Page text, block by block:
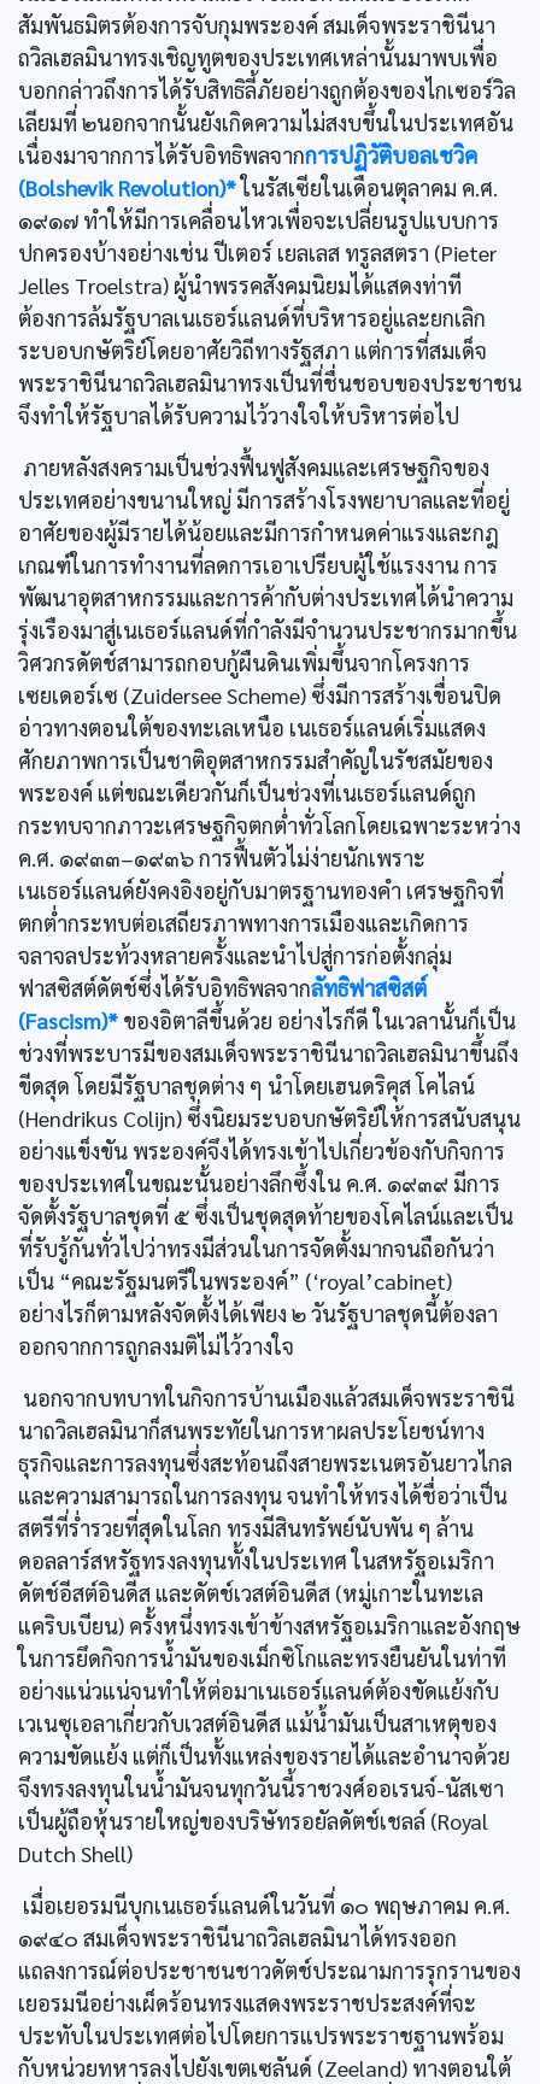
สัมพันธมิตรต้องการจับกุมพระองค์ สมเด็จพระราชินีนา
ถวิลเฮลมินาทรงเชิญทูตของประเทศเหล่านั้นมาพบเพื่อ
บอกกล่าวถึงการได้รับสิทธิลี้ภัยอย่างถูกต้องของไกเซอร์วิล
เลียมที่ ๒นอกจากนั้นยังเกิดความไม่สงบขึ้นในประเทศอัน
เนื่องมาจากการได้รับอิทธิพลจากการปฏิวัติบอลเชวิค
(Bolshevik Revolution)*ในรัสเซียในเดือนตุลาคม ค.ศ.
๑๙๑๗ ทำให้มีการเคลื่อนไหวเพื่อจะเปลี่ยนรูปแบบการ
ปกครองบ้างอย่างเช่น ปีเตอร์ เยลเลส ทรูลสตรา (Pieter
Jelles Troelstra) ผู้นำพรรคสังคมนิยมได้แสดงท่าที
ต้องการล้มรัฐบาลเนเธอร์แลนด์ที่บริหารอยู่และยกเลิก
ระบอบกษัตริย์โดยอาศัยวิถีทางรัฐสภา แต่การที่สมเด็จ
พระราชินีนาถวิลเฮลมินาทรงเป็นที่ชื่นชอบของประชาชน
จึงทำให้รัฐบาลได้รับความไว้วางใจให้บริหารต่อไป
ภายหลังสงครามเป็นช่วงฟื้นฟูสังคมและเศรษฐกิจของ
ประเทศอย่างขนานใหญ่ มีการสร้างโรงพยาบาลและที่อยู่
อาศัยของผู้มีรายได้น้อยและมีการกำหนดค่าแรงและกฎ
เกณฑ์ในการทำงานที่ลดการเอาเปรียบผู้ใช้แรงงาน การ
พัฒนาอุตสาหกรรมและการค้ากับต่างประเทศได้นำความ
รุ่งเรืองมาสู่เนเธอร์แลนด์ที่กำลังมีจำนวนประชากรมากขึ้น
วิศวกรดัตช์สามารถกอบกู้ผืนดินเพิ่มขึ้นจากโครงการ
เซยเดอร์เซ (Zuidersee Scheme) ซึ่งมีการสร้างเขื่อนปิด
อ่าวทางตอนใต้ของทะเลเหนือ เนเธอร์แลนด์เริ่มแสดง
ศักยภาพการเป็นชาติอุตสาหกรรมสำคัญในรัชสมัยของ
พระองค์ แต่ขณะเดียวกันก็เป็นช่วงที่เนเธอร์แลนด์ถูก
กระทบจากภาวะเศรษฐกิจตกต่ำทั่วโลกโดยเฉพาะระหว่าง
ค.ศ. ๑๙๓๓–๑๙๓๖ การฟื้นตัวไม่ง่ายนักเพราะ
เนเธอร์แลนด์ยังคงอิงอยู่กับมาตรฐานทองคำ เศรษฐกิจที่
ตกต่ำกระทบต่อเสถียรภาพทางการเมืองและเกิดการ
จลาจลประท้วงหลายครั้งและนำไปสู่การก่อตั้งกลุ่ม
ฟาสซิสต์ดัตช์ซึ่งได้รับอิทธิพลจากลัทธิฟาสซิสต์
(Fascism)* ของอิตาลีขึ้นด้วย อย่างไรก็ดี ในเวลานั้นก็เป็น
ช่วงที่พระบารมีของสมเด็จพระราชินีนาถวิลเฮลมินาขึ้นถึง
ขีดสุด โดยมีรัฐบาลชุดต่าง ๆ นำโดยเฮนดริคุส โคไลน์
(Hendrikus Colijn) ซึ่งนิยมระบอบกษัตริย์ให้การสนับสนุน
อย่างแข็งขัน พระองค์จึงได้ทรงเข้าไปเกี่ยวข้องกับกิจการ
ของประเทศในขณะนั้นอย่างลึกซึ้งใน ค.ศ. ๑๙๓๙ มีการ
จัดตั้งรัฐบาลชุดที่ ๕ ซึ่งเป็นชุดสุดท้ายของโคไลน์และเป็น
ที่รับรู้กันทั่วไปว่าทรงมีส่วนในการจัดตั้งมากจนถือกันว่า
เป็น “คณะรัฐมนตรีในพระองค์” (‘royal’cabinet)
อย่างไรก็ตามหลังจัดตั้งได้เพียง ๒ วันรัฐบาลชุดนี้ต้องลา
ออกจากการถูกลงมติไม่ไว้วางใจ
นอกจากบทบาทในกิจการบ้านเมืองแล้วสมเด็จพระราชินี
นาถวิลเฮลมินาก็สนพระทัยในการหาผลประโยชน์ทาง
ธุรกิจและการลงทุนซึ่งสะท้อนถึงสายพระเนตรอันยาวไกล
และความสามารถในการลงทุน จนทำให้ทรงได้ชื่อว่าเป็น
สตรีที่ร่ำรวยที่สุดในโลก ทรงมีสินทรัพย์นับพัน ๆ ล้าน
ดอลลาร์สหรัฐทรงลงทุนทั้งในประเทศ ในสหรัฐอเมริกา
ดัตช์อีสต์อินดีส และดัตช์เวสต์อินดีส (หมู่เกาะในทะเล
แคริบเบียน) ครั้งหนึ่งทรงเข้าข้างสหรัฐอเมริกาและอังกฤษ
ในการยึดกิจการน้ำมันของเม็กซิโกและทรงยืนยันในท่าที
อย่างแน่วแน่จนทำให้ต่อมาเนเธอร์แลนด์ต้องขัดแย้งกับ
เวเนซุเอลาเกี่ยวกับเวสต์อินดีส แม้น้ำมันเป็นสาเหตุของ
ความขัดแย้ง แต่ก็เป็นทั้งแหล่งของรายได้และอำนาจด้วย
จึงทรงลงทุนในน้ำมันจนทุกวันนี้ราชวงศ์ออเรนจ์-นัสเซา
เป็นผู้ถือหุ้นรายใหญ่ของบริษัทรอยัลดัตช์เชลล์ (Royal
Dutch Shell)
เมื่อเยอรมนีบุกเนเธอร์แลนด์ในวันที่ ๑๐ พฤษภาคม ค.ศ.
๑๙๔๐ สมเด็จพระราชินีนาถวิลเฮลมินาได้ทรงออก
แถลงการณ์ต่อประชาชนชาวดัตช์ประณามการรุกรานของ
เยอรมนีอย่างเผ็ดร้อนทรงแสดงพระราชประสงค์ที่จะ
ประทับในประเทศต่อไปโดยการแปรพระราชฐานพร้อม
กับหน่วยทหารลงไปยังเขตเซลันด์ (Zeeland) ทางตอนใต้